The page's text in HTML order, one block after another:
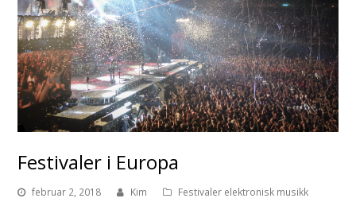
Festivaler i Europa
februar 2, 2018 Kim Festivaler elektronisk musikk